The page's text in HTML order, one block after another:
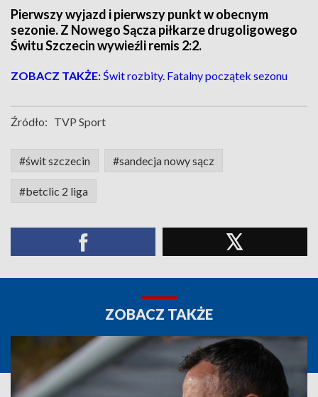
Pierwszy wyjazd i pierwszy punkt w obecnym
sezonie. Z Nowego Sącza piłkarze drugoligowego
Świtu Szczecin wywieźli remis 2:2.
ZOBACZ TAKŻE:Świt rozbity. Fatalny początek sezonu
Źródło: TVP Sport
#świt szczecin #sandecja nowy sącz
#betclic 2 liga
ZOBACZ TAKŻE